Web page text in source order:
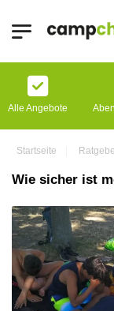
Alle Angebote
Startseite
Wie sicher ist